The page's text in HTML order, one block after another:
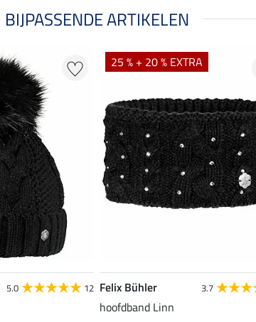
BIJPASSENDE ARTIKELEN
5.0 12
25 % + 20 % EXTRA
Felix Bühler 3.7
hoofdband Linn